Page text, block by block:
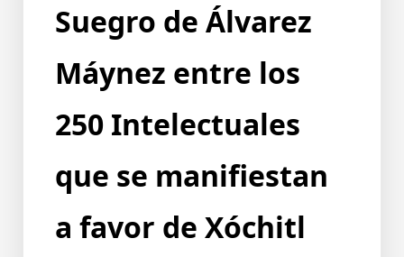
Suegro de Álvarez
Máynez entre los
250 Intelectuales
que se manifiestan
a favor de Xóchitl